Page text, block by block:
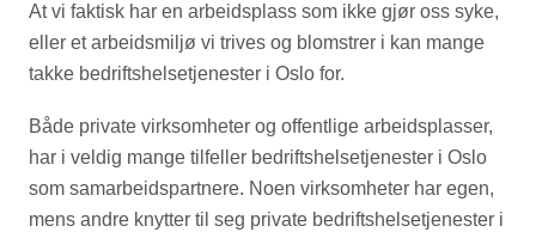
At vi faktisk har en arbeidsplass som ikke gjør oss syke,
eller et arbeidsmiljø vi trives og blomstrer i kan mange
takke bedriftshelsetjenester i Oslo for.
Både private virksomheter og offentlige arbeidsplasser,
har i veldig mange tilfeller bedriftshelsetjenester i Oslo
som samarbeidspartnere. Noen virksomheter har egen,
mens andre knytter til seg private bedriftshelsetjenester i